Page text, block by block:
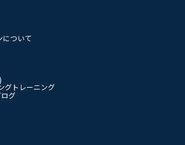
について
グトレーニング
グ